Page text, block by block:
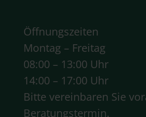
Öffnungszeiten
Montag – Freitag
08:00 – 13:00 Uhr
14:00 – 17:00 Uhr
Bitte vereinbaren Sie
Beratungstermin.